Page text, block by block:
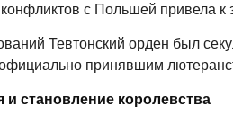
с Польшей привела к
Тевтонский орден был
принявшим
и становление королевства